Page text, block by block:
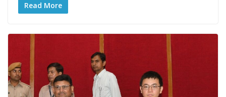
Read More